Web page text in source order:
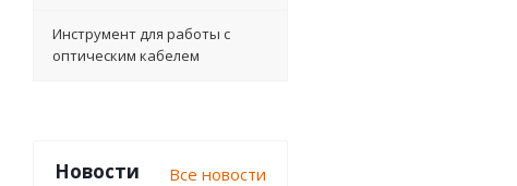
Инструмент для работы с
оптическим кабелем
Новости Все новости